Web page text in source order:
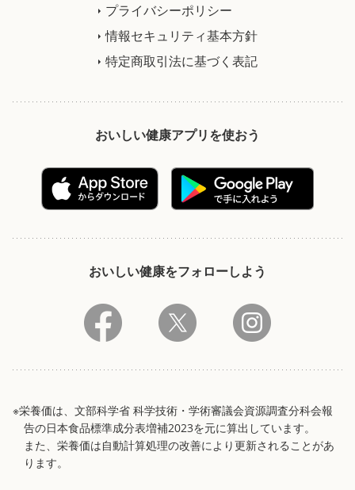
プライバシーポリシー
情報セキュリティ基本方針
特定商取引法に基づく表記
おいしい健康アプリを使おう
おいしい健康をフォローしよう
※栄養価は、文部科学省 科学技術・学術審議会資源調査分科会報
告の日本食品標準成分表増補2023を元に算出しています。
また、栄養価は自動計算処理の改善により更新されることがあ
ります。